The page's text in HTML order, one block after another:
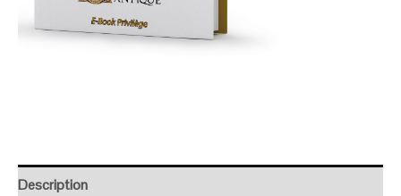
Description